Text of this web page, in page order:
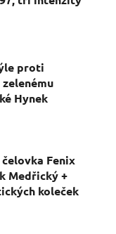
proti
Hynek
Fenix
Medřický +
koleček